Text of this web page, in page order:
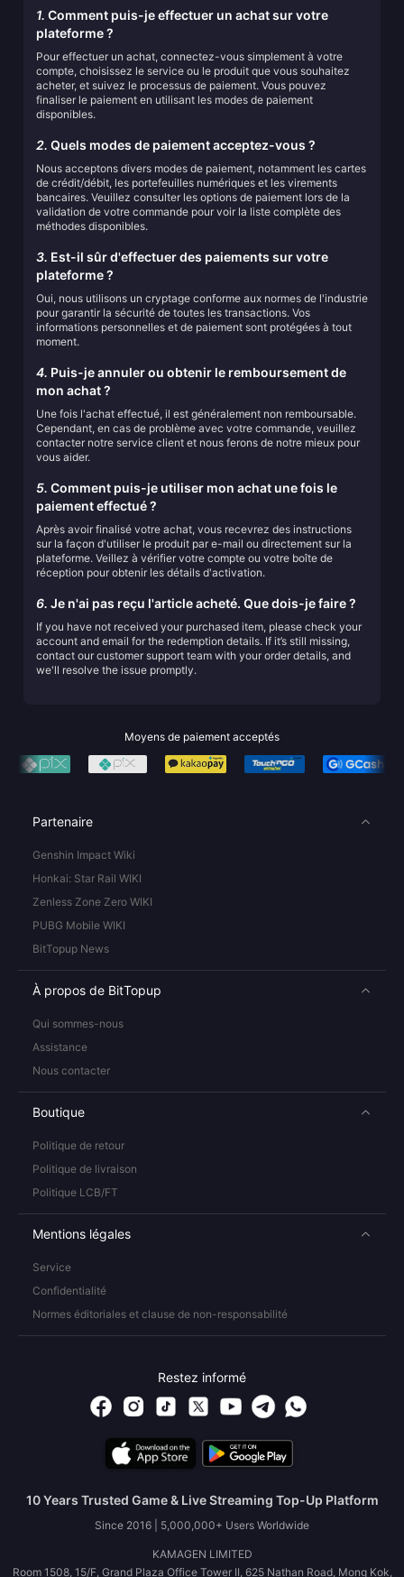
1. Comment puis-je effectuer un achat sur votre
plateforme ?
Pour effectuer un achat, connectez-vous simplement à votre
compte, choisissez le service ou le produit que vous souhaitez
acheter, et suivez le processus de paiement. Vous pouvez
finaliser le paiement en utilisant les modes de paiement
disponibles.
2. Quels modes de paiement acceptez-vous ?
Nous acceptons divers modes de paiement, notamment les cartes
de crédit/débit, les portefeuilles numériques et les virements
bancaires. Veuillez consulter les options de paiement lors de la
validation de votre commande pour voir la liste complète des
méthodes disponibles.
3. Est-il sûr d'effectuer des paiements sur votre
plateforme ?
Oui, nous utilisons un cryptage conforme aux normes de l'industrie
pour garantir la sécurité de toutes les transactions. Vos
informations personnelles et de paiement sont protégées à tout
moment.
4. Puis-je annuler ou obtenir le remboursement de
mon achat ?
Une fois l'achat effectué, il est généralement non remboursable.
Cependant, en cas de problème avec votre commande, veuillez
contacter notre service client et nous ferons de notre mieux pour
vous aider.
5. Comment puis-je utiliser mon achat une fois le
paiement effectué ?
Après avoir finalisé votre achat, vous recevrez des instructions
sur la façon d'utiliser le produit par e-mail ou directement sur la
plateforme. Veillez à vérifier votre compte ou votre boîte de
réception pour obtenir les détails d'activation.
6. Je n'ai pas reçu l'article acheté. Que dois-je faire ?
If you have not received your purchased item, please check your
account and email for the redemption details. If it’s still missing,
contact our customer support team with your order details, and
we'll resolve the issue promptly.
Moyens de paiement acceptés
Partenaire
Genshin Impact Wiki
Honkai: Star Rail WIKI
Zenless Zone Zero WIKI
PUBG Mobile WIKI
BitTopup News
À propos de BitTopup
Qui sommes-nous
Assistance
Nous contacter
Boutique
Politique de retour
Politique de livraison
Politique LCB/FT
Mentions légales
Service
Confidentialité
Normes éditoriales et clause de non-responsabilité
Restez informé
10 Years Trusted Game & Live Streaming Top-Up Platform
Since 2016 | 5,000,000+ Users Worldwide
KAMAGEN LIMITED
Room 1508, 15/F, Grand Plaza Office Tower II, 625 Nathan Road, Mong Kok,